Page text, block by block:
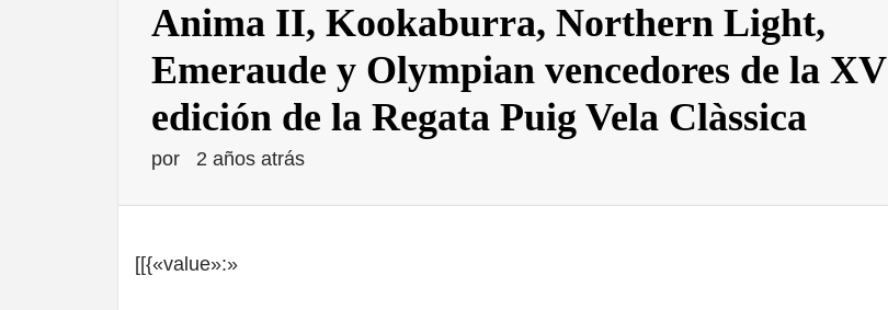
Anima II, Kookaburra, Northern Light,
Emeraude y Olympian vencedores de la
edición de la Regata Puig Vela Clàssica
por 2 años atrás
[[{«value»:»